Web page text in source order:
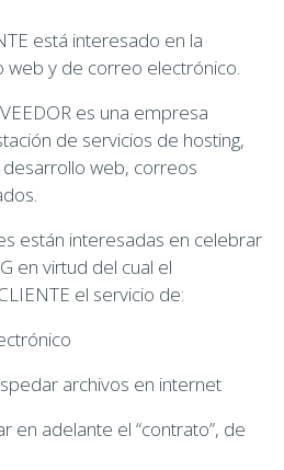
está interesado en la
web y de correo electrónico.
es una empresa
de servicios de hosting,
web, correos
están interesadas en celebrar
en virtud del cual el
el servicio de:
archivos en internet
en adelante el “contrato”, de